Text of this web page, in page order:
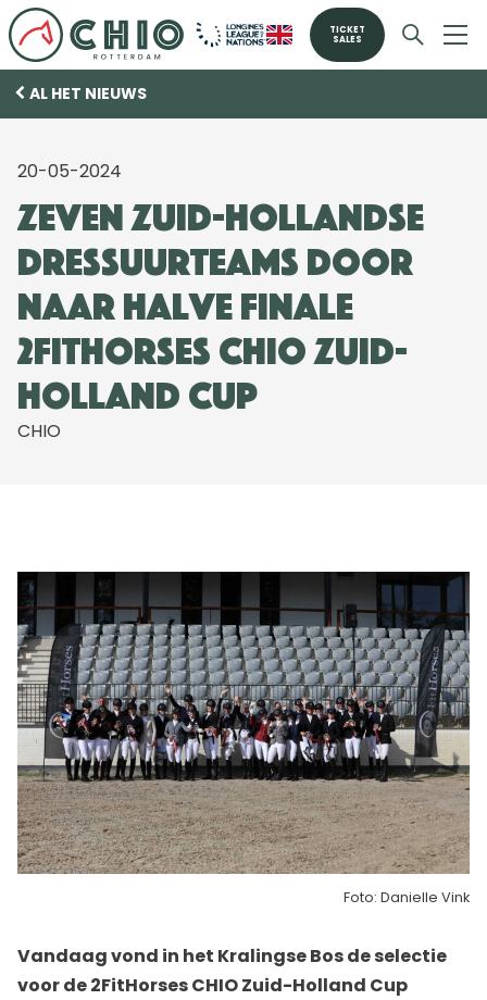
TICKET
SALES
AL HET NIEUWS
20-05-2024
Zeven Zuid-Hollandse
dressuurteams door
naar halve finale
2FitHorses CHIO Zuid-
Holland Cup
CHIO
Foto: Danielle Vink
Vandaag vond in het Kralingse Bos de selectie
voor de 2FitHorses CHIO Zuid-Holland Cup